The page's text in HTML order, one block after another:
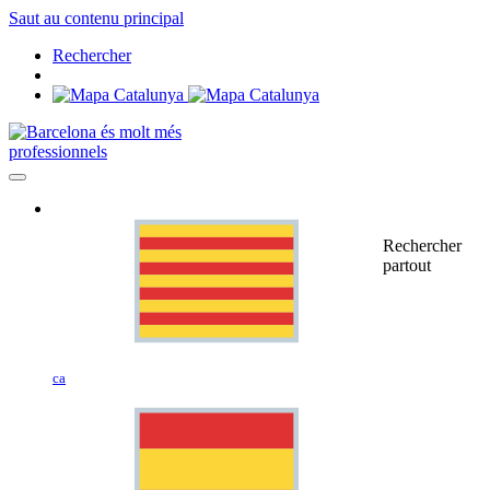
Saut au contenu principal
Rechercher
professionnels
ca
Rechercher
partout